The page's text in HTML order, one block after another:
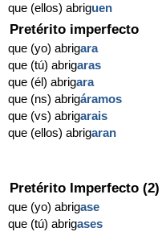
que (ellos) abriguen
Pretérito imperfecto
que (yo) abrigara
que (tú) abrigaras
que (él) abrigara
que (ns) abrigáramos
que (vs) abrigarais
que (ellos) abrigaran
Pretérito Imperfecto (2)
que (yo) abrigase
que (tú) abrigases